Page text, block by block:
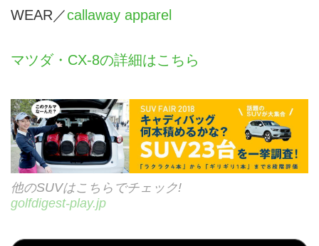
WEAR／callaway apparel
マツダ・CX-8の詳細はこちら
他のSUVはこちらでチェック!
golfdigest-play.jp